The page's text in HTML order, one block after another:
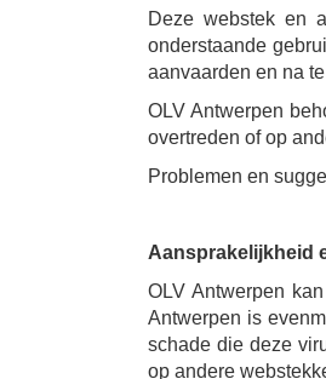
Deze webstek en
onderstaande
aanvaarden en na
OLV Antwerpen
overtreden of op
Problemen en
Aansprakelijkheid
OLV Antwerpen
Antwerpen is
schade die deze
op andere